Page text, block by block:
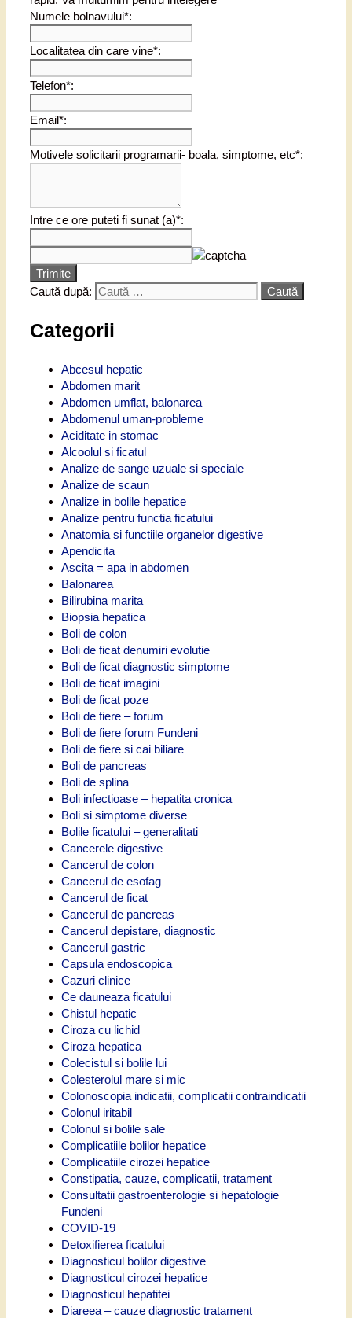
Numele bolnavului*:
Localitatea din care vine*:
Telefon*:
Email*:
Motivele solicitarii programarii- boala, simptome, etc*:
Intre ce ore puteti fi sunat (a)*:
Trimite
Caută după:
Categorii
Abcesul hepatic
Abdomen marit
Abdomen umflat, balonarea
Abdomenul uman-probleme
Aciditate in stomac
Alcoolul si ficatul
Analize de sange uzuale si speciale
Analize de scaun
Analize in bolile hepatice
Analize pentru functia ficatului
Anatomia si functiile organelor digestive
Apendicita
Ascita = apa in abdomen
Balonarea
Bilirubina marita
Biopsia hepatica
Boli de colon
Boli de ficat denumiri evolutie
Boli de ficat diagnostic simptome
Boli de ficat imagini
Boli de ficat poze
Boli de fiere – forum
Boli de fiere forum Fundeni
Boli de fiere si cai biliare
Boli de pancreas
Boli de splina
Boli infectioase – hepatita cronica
Boli si simptome diverse
Bolile ficatului – generalitati
Cancerele digestive
Cancerul de colon
Cancerul de esofag
Cancerul de ficat
Cancerul de pancreas
Cancerul depistare, diagnostic
Cancerul gastric
Capsula endoscopica
Cazuri clinice
Ce dauneaza ficatului
Chistul hepatic
Ciroza cu lichid
Ciroza hepatica
Colecistul si bolile lui
Colesterolul mare si mic
Colonoscopia indicatii, complicatii contraindicatii
Colonul iritabil
Colonul si bolile sale
Complicatiile bolilor hepatice
Complicatiile cirozei hepatice
Constipatia, cauze, complicatii, tratament
Consultatii gastroenterologie si hepatologie
Fundeni
COVID-19
Detoxifierea ficatului
Diagnosticul bolilor digestive
Diagnosticul cirozei hepatice
Diagnosticul hepatitei
Diareea – cauze diagnostic tratament